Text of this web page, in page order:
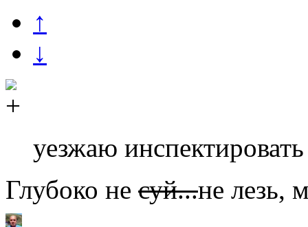
↑
↓
уезжаю
Глубоко не суй...не лезь,